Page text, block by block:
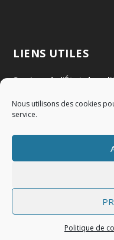
Nous utilisons des cookies
service.
Politique de
LIENS UTILES
Services de l'État dans
Communauté de
SMIDOM